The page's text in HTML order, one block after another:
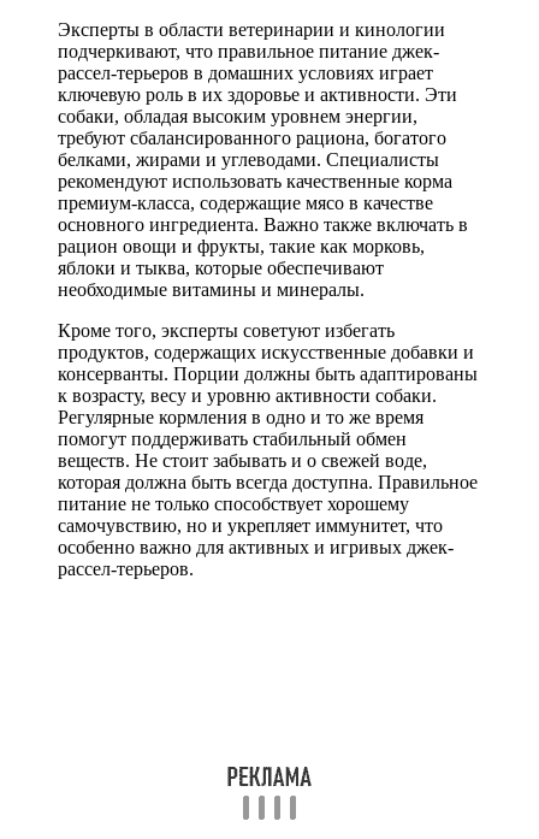
Эксперты в области ветеринарии и кинологии
подчеркивают, что правильное питание джек-
рассел-терьеров в домашних условиях играет
ключевую роль в их здоровье и активности. Эти
собаки, обладая высоким уровнем энергии,
требуют сбалансированного рациона, богатого
белками, жирами и углеводами. Специалисты
рекомендуют использовать качественные корма
премиум-класса, содержащие мясо в качестве
основного ингредиента. Важно также включать в
рацион овощи и фрукты, такие как морковь,
яблоки и тыква, которые обеспечивают
необходимые витамины и минералы.
Кроме того, эксперты советуют избегать
продуктов, содержащих искусственные добавки и
консерванты. Порции должны быть адаптированы
к возрасту, весу и уровню активности собаки.
Регулярные кормления в одно и то же время
помогут поддерживать стабильный обмен
веществ. Не стоит забывать и о свежей воде,
которая должна быть всегда доступна. Правильное
питание не только способствует хорошему
самочувствию, но и укрепляет иммунитет, что
особенно важно для активных и игривых джек-
рассел-терьеров.